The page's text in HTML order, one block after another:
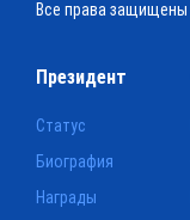
Все права защищены
Президент
Статус
Биография
Награды